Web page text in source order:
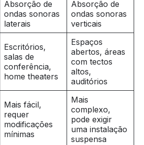
Absorção de
ondas sonoras
laterais
Absorção de
ondas sonoras
verticais
Escritórios,
salas de
conferência,
home theaters
Espaços
abertos, áreas
com tectos
altos,
auditórios
Mais fácil,
requer
modificações
mínimas
Mais
complexo,
pode exigir
uma instalação
suspensa